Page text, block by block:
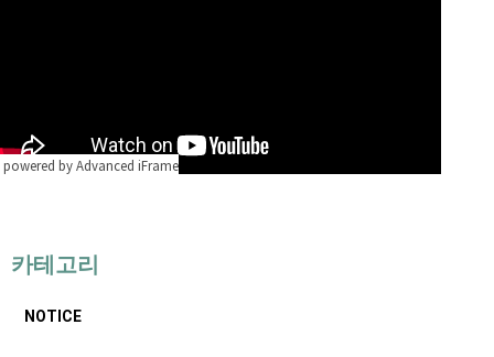
powered by Advanced iFrame
카테고리
NOTICE